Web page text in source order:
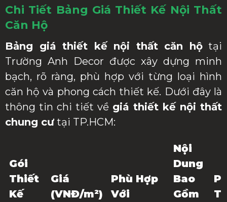
Chi Tiết Bảng Giá Thiết Kế Nội Thất
Căn Hộ
Bảng giá thiết kế nội thất căn hộtại
Trường Anh Decor được xây dựng minh
bạch, rõ ràng, phù hợp với từng loại hình
căn hộ và phong cách thiết kế. Dưới đây là
thông tin chi tiết về giá thiết kế nội thất
chung cư tại TP.HCM:
Gói
Thiết
Kế
Giá
(VNĐ/m²)
Phù Hợp
Với
Nội
Dung
Bao
Gồm